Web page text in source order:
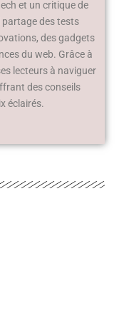
et un critique de
des tests
des gadgets
du web. Grâce à
lecteurs à naviguer
des conseils
éclairés.